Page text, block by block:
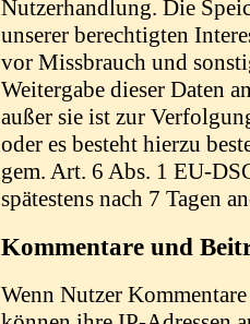
Nutzerhandlung. Die
unserer berechtigten
vor Missbrauch und
Weitergabe dieser Daten
außer sie ist zur
oder es besteht hierzu
gem. Art. 6 Abs. 1 EU-
spätestens nach 7 Tagen
Kommentare und
Wenn Nutzer